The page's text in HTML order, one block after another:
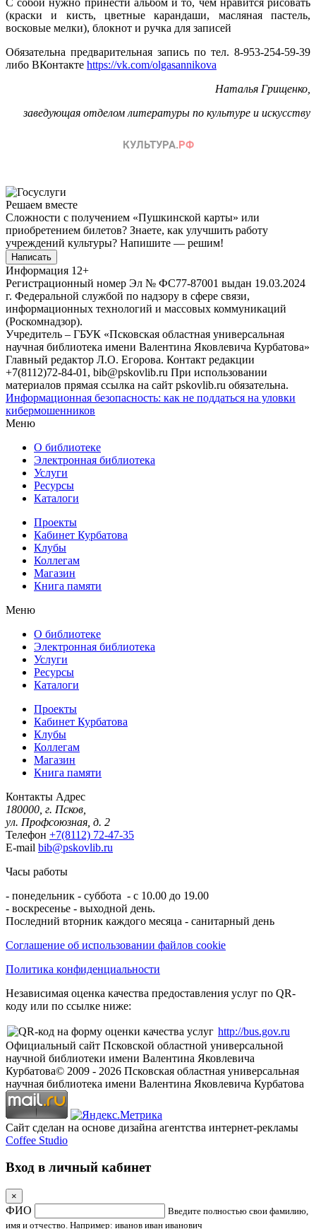
(краски и кисть, цветные карандаши, масляная пастель,
восковые мелки), блокнот и ручка для записей
Обязательна предварительная запись по тел. 8-953-254-59-39
либо ВКонтакте https://vk.com/olgasannikova
Наталья Грищенко,
заведующая отделом литературы по культуре и искусству
Решаем вместе
Сложности с получением «Пушкинской карты» или
приобретением билетов? Знаете, как улучшить работу
учреждений культуры? Напишите — решим!
Написать
Информация 12+
Регистрационный номер Эл № ФС77-87001 выдан 19.03.2024
г. Федеральной службой по надзору в сфере связи,
информационных технологий и массовых коммуникаций
(Роскомнадзор).
Учредитель – ГБУК «Псковская областная универсальная
научная библиотека имени Валентина Яковлевича Курбатова»
Главный редактор Л.О. Егорова. Контакт редакции
+7(8112)72-84-01, bib@pskovlib.ru При использовании
материалов прямая ссылка на сайт pskovlib.ru обязательна.
Информационная безопасность: как не поддаться на уловки
кибермошенников
Меню
О библиотеке
Электронная библиотека
Услуги
Ресурсы
Каталоги
Проекты
Кабинет Курбатова
Клубы
Коллегам
Магазин
Книга памяти
Меню
О библиотеке
Электронная библиотека
Услуги
Ресурсы
Каталоги
Проекты
Кабинет Курбатова
Клубы
Коллегам
Магазин
Книга памяти
Контакты Адрес
180000, г. Псков,
ул. Профсоюзная, д. 2
Телефон +7(8112) 72-47-35
E-mail bib@pskovlib.ru
Часы работы
- понедельник - суббота - с 10.00 до 19.00
- воскресенье - выходной день.
Последний вторник каждого месяца - санитарный день
Соглашение об использовании файлов cookie
Политика конфиденциальности
Независимая оценка качества предоставления услуг по QR-
коду или по ссылке ниже:
http://bus.gov.ru
Официальный сайт Псковской областной универсальной
научной библиотеки имени Валентина Яковлевича
Курбатова© 2009 - 2026 Псковская областная универсальная
научная библиотека имени Валентина Яковлевича Курбатова
Сайт сделан на основе дизайна агентства интернет-рекламы
Coffee Studio
Вход в личный кабинет
×
ФИО
Введите полностью свои фамилию,
имя и отчество. Например: иванов иван иванович